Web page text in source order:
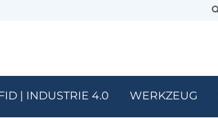
| INDUSTRIE 4.0 WERKZEUG